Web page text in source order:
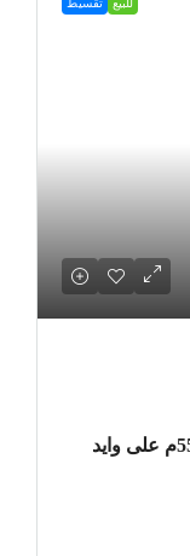
للبيع بمدينتي B14 شقة 108م بحديقة 55م على وايد